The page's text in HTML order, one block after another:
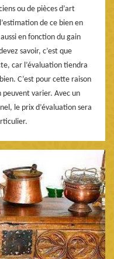
ou de pièces d’art
de ce bien en
en fonction du gain
savoir, c’est que
car l’évaluation tiendra
C’est pour cette raison
varier. Avec un
le prix d’évaluation sera